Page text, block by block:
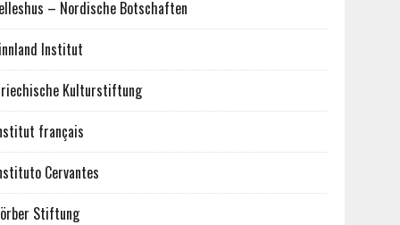
– Nordische Botschaften
Institut
Kulturstiftung
français
Cervantes
Stiftung